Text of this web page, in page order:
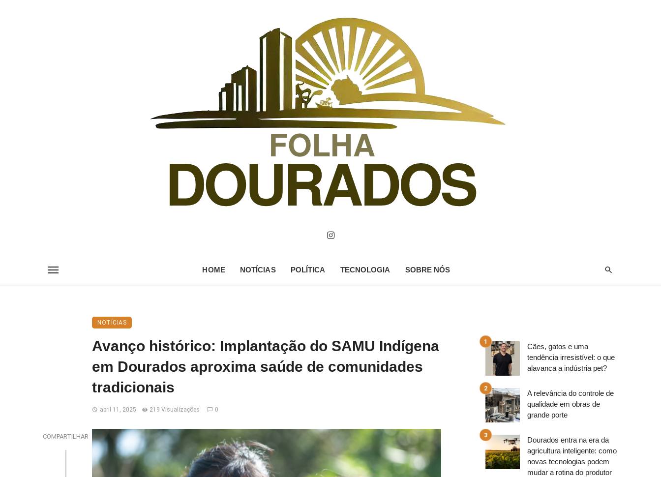
HOME NOTÍCIAS POLÍTICA TECNOLOGIA SOBRE NÓS
NOTÍCIAS
Avanço histórico: Implantação do SAMU Indígena
em Dourados aproxima saúde de comunidades
tradicionais
abril 11, 2025 219 Visualizações 0
COMPARTILHAR
Cães, gatos e uma
tendência irresistível: o que
alavanca a indústria pet?
A relevância do controle de
qualidade em obras de
grande porte
Dourados entra na era da
agricultura inteligente: como
novas tecnologias podem
mudar a rotina do produtor